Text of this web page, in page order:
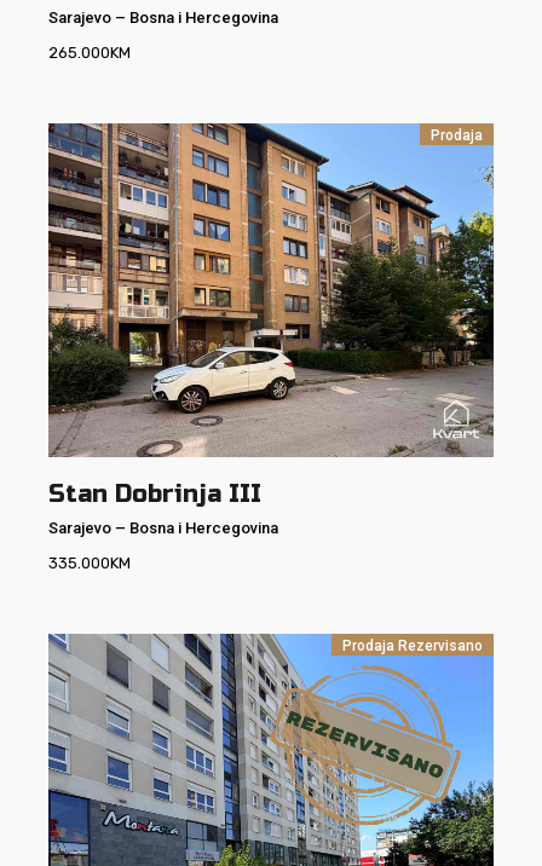
Sarajevo – Bosna i Hercegovina
265.000KM
Prodaja
Stan Dobrinja III
Sarajevo – Bosna i Hercegovina
335.000KM
Prodaja Rezervisano